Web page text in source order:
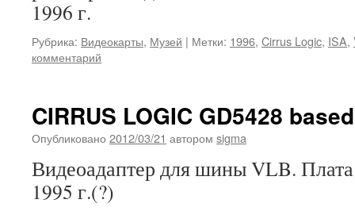
1996 г.
Рубрика: Видеокарты, Музей | Метки: 1996, Cirrus Logic, ISA,
комментарий
CIRRUS LOGIC GD5428
Опубликовано 2012/03/21 автором sigma
Видеоадаптер для шины VLB.
1995 г.(?)